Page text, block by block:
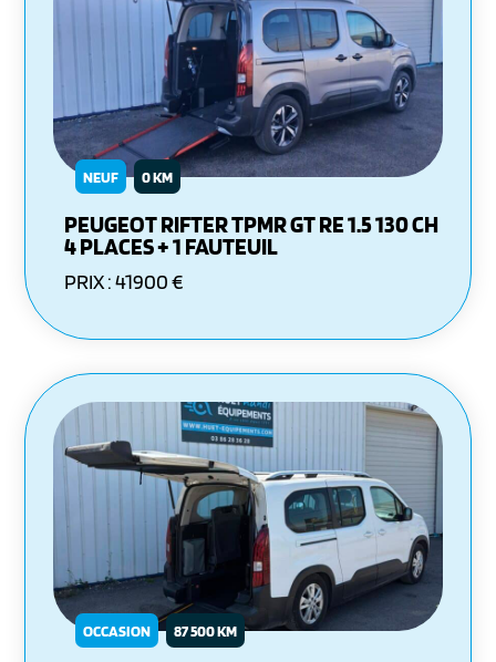
NEUF 0 KM
PEUGEOT RIFTER TPMR GT RE 1.5 130 CH
4 PLACES + 1 FAUTEUIL
PRIX : 41900 €
OCCASION 87 500 KM